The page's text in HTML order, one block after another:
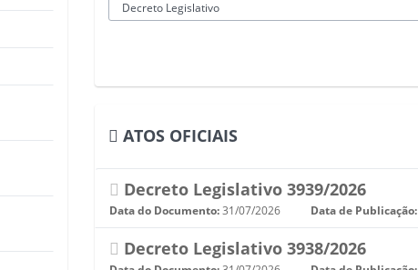
ATOS OFICIAIS
Decreto Legislativo 3939/2026
Data do Documento:31/07/2026 Data de Publicação:
Decreto Legislativo 3938/2026